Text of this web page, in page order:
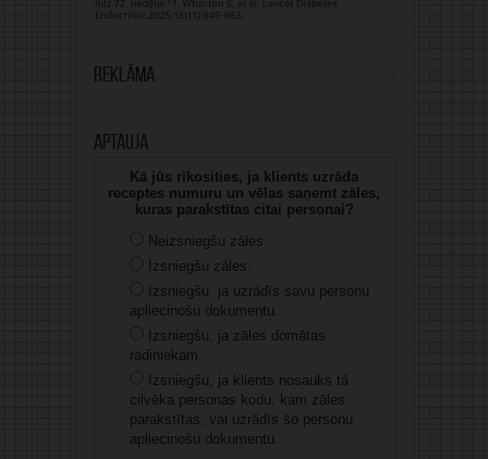
Reklāma
Aptauja
Kā jūs rīkosities, ja klients uzrāda
receptes numuru un vēlas saņemt zāles,
kuras parakstītas citai personai?
Neizsniegšu zāles.
Izsniegšu zāles.
Izsniegšu, ja uzrādīs savu personu
apliecinošu dokumentu.
Izsniegšu, ja zāles domātas
radiniekam.
Izsniegšu, ja klients nosauks tā
cilvēka personas kodu, kam zāles
parakstītas, vai uzrādīs šo personu
apliecinošu dokumentu.